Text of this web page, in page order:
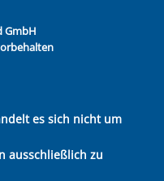
GmbH
es sich nicht um
ausschließlich zu